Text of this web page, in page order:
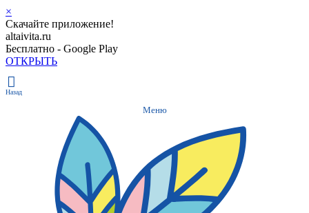
×
Скачайте приложение!
altaivita.ru
Бесплатно - Google Play
ОТКРЫТЬ
Назад
Меню